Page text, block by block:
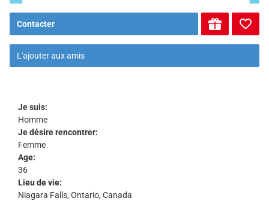
Contacter
L'ajouter aux amis
Je suis:
Homme
Je désire rencontrer:
Femme
Age:
36
Lieu de vie:
Niagara Falls, Ontario, Canada